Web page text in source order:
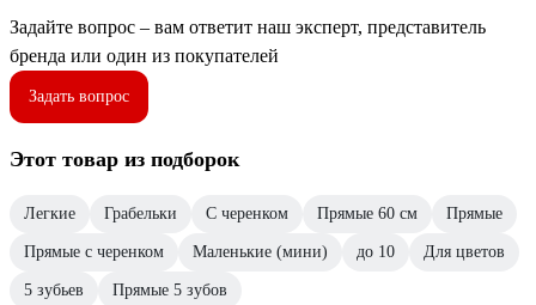
Задайте вопрос – вам ответит наш эксперт, представитель
бренда или один из покупателей
Задать вопрос
Этот товар из подборок
Легкие Грабельки С черенком Прямые 60 см Прямые
Прямые с черенком Маленькие (мини) до 10 Для цветов
5 зубьев Прямые 5 зубов